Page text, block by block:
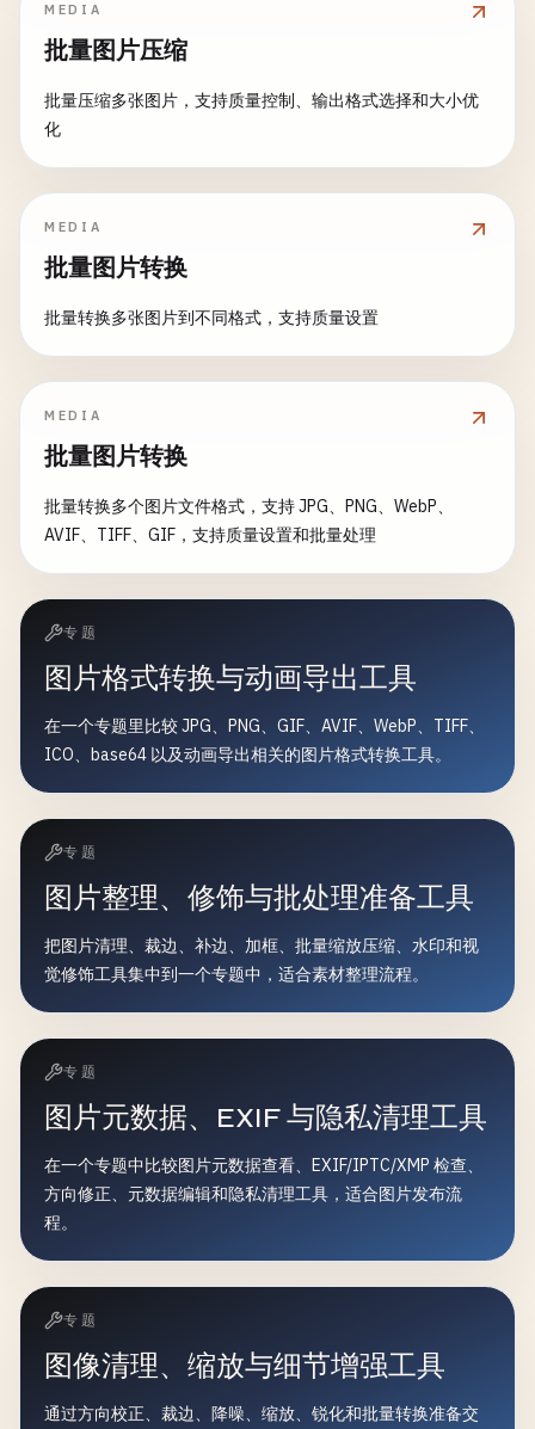
MEDIA
批量图片压缩
批量压缩多张图片，支持质量控制、输出格式选择和大小优
化
MEDIA
批量图片转换
批量转换多张图片到不同格式，支持质量设置
MEDIA
批量图片转换
批量转换多个图片文件格式，支持 JPG、PNG、WebP、
AVIF、TIFF、GIF，支持质量设置和批量处理
专题
图片格式转换与动画导出工具
在一个专题里比较 JPG、PNG、GIF、AVIF、WebP、TIFF、
ICO、base64 以及动画导出相关的图片格式转换工具。
专题
图片整理、修饰与批处理准备工具
把图片清理、裁边、补边、加框、批量缩放压缩、水印和视
觉修饰工具集中到一个专题中，适合素材整理流程。
专题
图片元数据、EXIF 与隐私清理工具
在一个专题中比较图片元数据查看、EXIF/IPTC/XMP 检查、
方向修正、元数据编辑和隐私清理工具，适合图片发布流
程。
专题
图像清理、缩放与细节增强工具
通过方向校正、裁边、降噪、缩放、锐化和批量转换准备交